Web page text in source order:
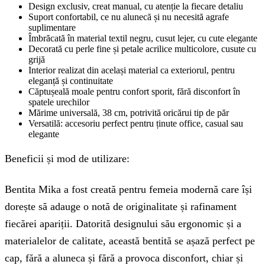
Design exclusiv, creat manual, cu atenție la fiecare detaliu
Suport confortabil, ce nu alunecă și nu necesită agrafe
suplimentare
Îmbrăcată în material textil negru, cusut lejer, cu cute elegante
Decorată cu perle fine și petale acrilice multicolore, cusute cu
grijă
Interior realizat din același material ca exteriorul, pentru
eleganță și continuitate
Căptușeală moale pentru confort sporit, fără disconfort în
spatele urechilor
Mărime universală, 38 cm, potrivită oricărui tip de păr
Versatilă: accesoriu perfect pentru ținute office, casual sau
elegante
Beneficii și mod de utilizare:
Bentita Mika a fost creată pentru femeia modernă care își
dorește să adauge o notă de originalitate și rafinament
fiecărei apariții. Datorită designului său ergonomic și a
materialelor de calitate, această bentită se așază perfect pe
cap, fără a aluneca și fără a provoca disconfort, chiar și